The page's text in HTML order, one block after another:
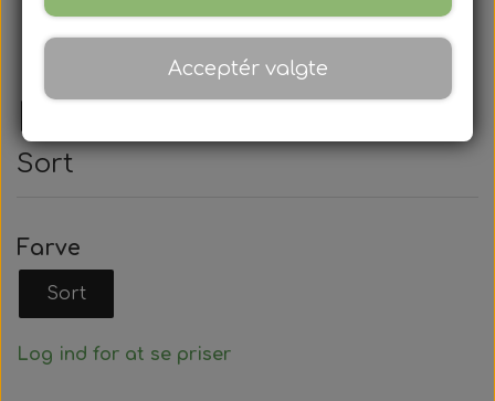
Hummel, Training Hue
Sort
Farve
Sort
Log ind for at se priser
Acceptér valgte